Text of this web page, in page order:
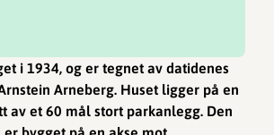
i 1934, og er tegnet av datidenes
Arneberg. Huset ligger på en
av et 60 mål stort parkanlegg. Den